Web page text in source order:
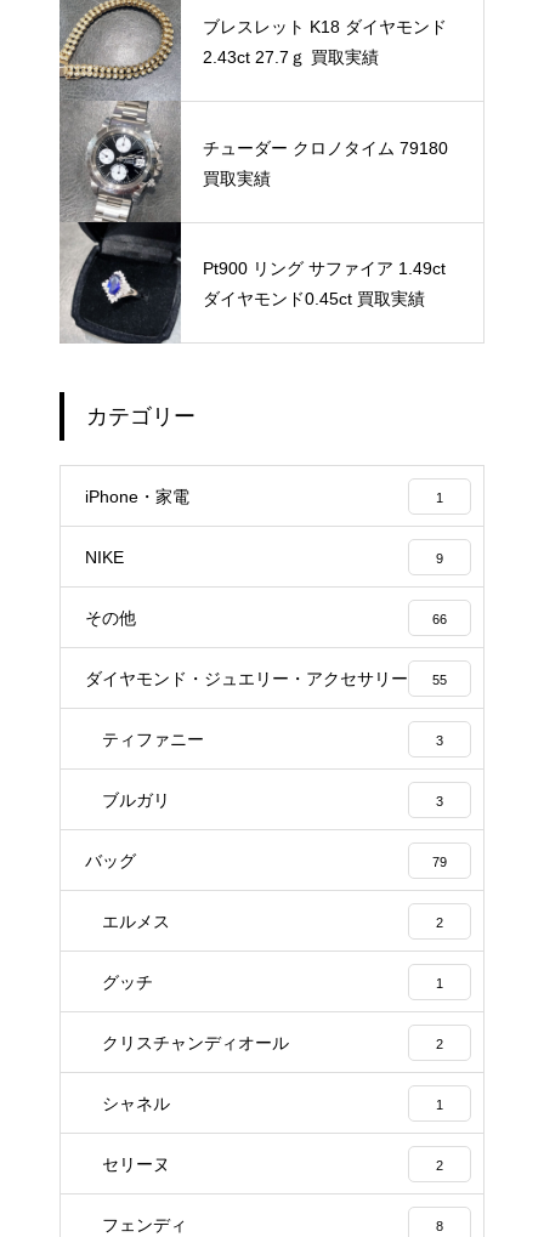
ブレスレット K18 ダイヤモンド
2.43ct 27.7ｇ 買取実績
チューダー クロノタイム 79180
買取実績
Pt900 リング サファイア 1.49ct
ダイヤモンド0.45ct 買取実績
カテゴリー
iPhone・家電 1
NIKE 9
その他 66
ダイヤモンド・ジュエリー・アクセサリー 55
ティファニー 3
ブルガリ 3
バッグ 79
エルメス 2
グッチ 1
クリスチャンディオール 2
シャネル 1
セリーヌ 2
フェンディ 8